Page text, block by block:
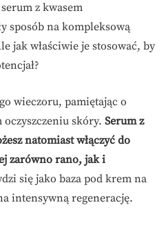
z kwasem
sposób na kompleksową
jak właściwie je stosować, by
wieczoru, pamiętając o
oczyszczeniu skóry. Serum z
natomiast włączyć do
zarówno rano, jak i
się jako baza pod krem na
intensywną regenerację.